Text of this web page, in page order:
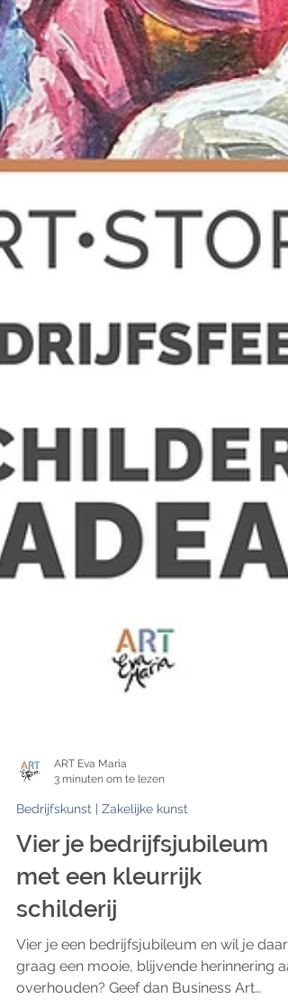
3 minuten om te lezen
Bedrijfskunst | Zakelijke kunst
Vier je bedrijfsjubileum
met een kleurrijk